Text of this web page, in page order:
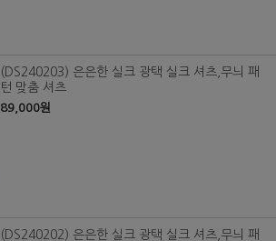
(DS240203) 은은한 실크 광택 실크 셔츠,무늬 패
턴 맞춤 셔츠
89,000원
(DS240202) 은은한 실크 광택 실크 셔츠,무늬 패